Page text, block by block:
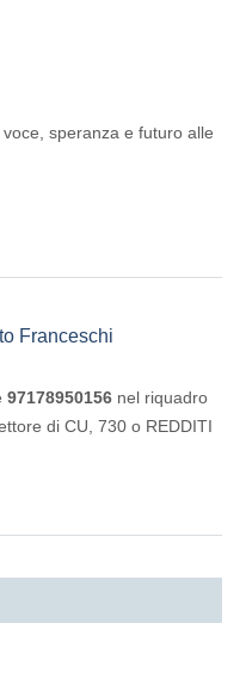
speranza e futuro alle
Franceschi
97178950156 nel riquadro
di CU, 730 o REDDITI